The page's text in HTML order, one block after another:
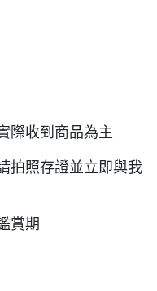
際收到商品為主
拍照存證並立即與我
賞期